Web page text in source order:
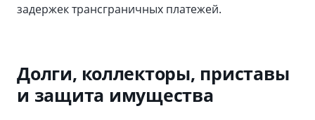
задержек трансграничных платежей.
Долги, коллекторы, приставы
и защита имущества